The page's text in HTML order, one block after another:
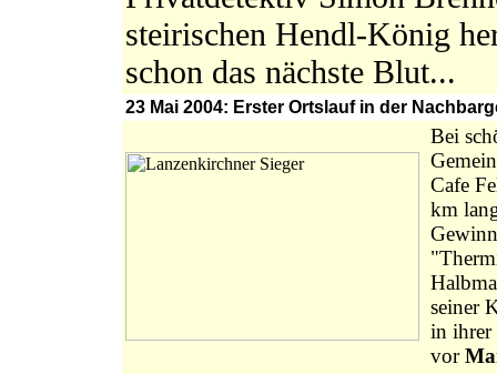
steirischen Hendl-König
schon das nächste Blut...
23 Mai 2004: Erster Ortslauf in der
Bei
Cafe
km
seiner
in ihrer
vor